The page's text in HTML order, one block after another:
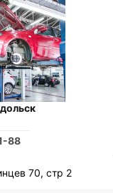
88
70, стр 2